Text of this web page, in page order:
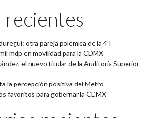
recientes
otra pareja polémica de la 4T
mdp en movilidad para la CDMX
el nuevo titular de la Auditoría Superior
la percepción positiva del Metro
favoritos para gobernar la CDMX